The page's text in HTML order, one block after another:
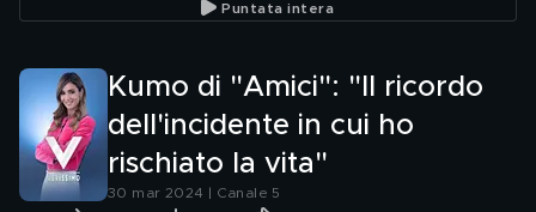
Puntata intera
Kumo di "Amici": "Il ricordo
dell'incidente in cui ho
rischiato la vita"
30 mar 2024 | Canale 5